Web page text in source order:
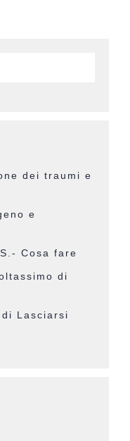
dei traumi e
e
Cosa fare
di
di Lasciarsi